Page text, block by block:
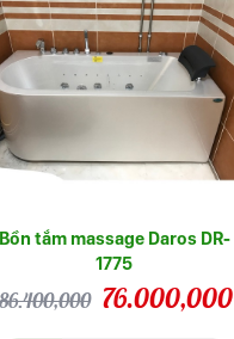
Bồn tắm massage Daros DR-
1775
86.400,000 76.000,000